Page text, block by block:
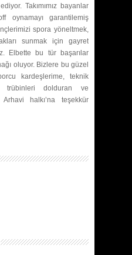
Takımımız bayanlar
oynamayı garantilemiş
spora yöneltmek,
sunmak için gayret
Elbette bu tür başarılar
oluyor. Bizlere bu güzel
kardeşlerime, teknik
trübinleri dolduran ve
halkı’na teşekkür